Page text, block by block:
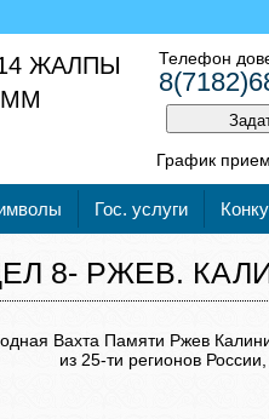
ЖАЛПЫ
Телефон
График
Гос. услуги
8- РЖЕВ.
Вахта Памяти Ржев
из 25-ти регионов